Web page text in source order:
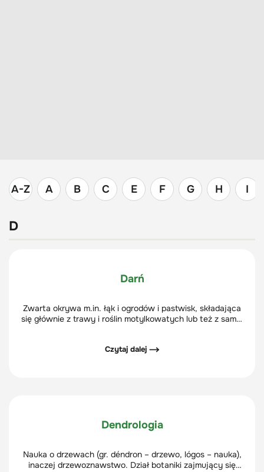
A-Z A B C E F G H I
D
Darń
Zwarta okrywa m.in. łąk i ogrodów i pastwisk, składająca
się głównie z trawy i roślin motylkowatych lub też z samej
Czytaj dalej ⟶
Dendrologia
Nauka o drzewach (gr. déndron – drzewo, lógos – nauka),
inaczej drzewoznawstwo. Dział botaniki zajmujący się